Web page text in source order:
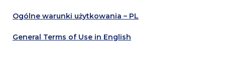
Ogólne warunki użytkowania – PL
General Terms of Use in English